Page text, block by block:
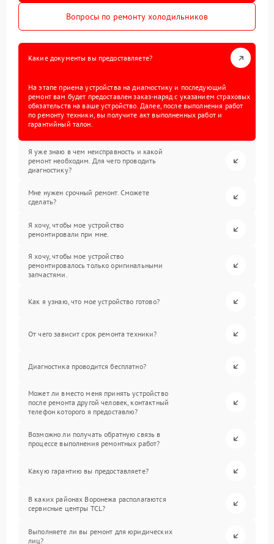
Вопросы по ремонту холодильников
Какие документы вы предоставляете?
На этапе приема устройства на диагностику и последующий
ремонт вам будет предоставлен заказ-наряд с указанием страховых
обязательств на ваше устройство. Далее, после выполнения работ
по ремонту техники, вы получите акт выполненных работ и
гарантийный талон.
Я уже знаю в чем неисправность и какой
ремонт необходим. Для чего проводить
диагностику?
Мне нужен срочный ремонт. Сможете
сделать?
Я хочу, чтобы мое устройство
ремонтировали при мне.
Я хочу, чтобы мое устройство
ремонтировалось только оригинальными
запчастями.
Как я узнаю, что мое устройство готово?
От чего зависит срок ремонта техники?
Диагностика проводится бесплатно?
Может ли вместо меня принять устройство
после ремонта другой человек, контактный
телефон которого я предоставлю?
Возможно ли получать обратную связь в
процессе выполнения ремонтных работ?
Какую гарантию вы предоставляете?
В каких районах Воронежа располагаются
сервисные центры TCL?
Выполняете ли вы ремонт для юридических
лиц?